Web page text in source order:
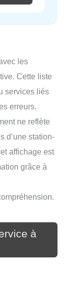
les
Cette liste
services liés
erreurs.
ne reflète
d’une station-
affichage est
grâce à
à